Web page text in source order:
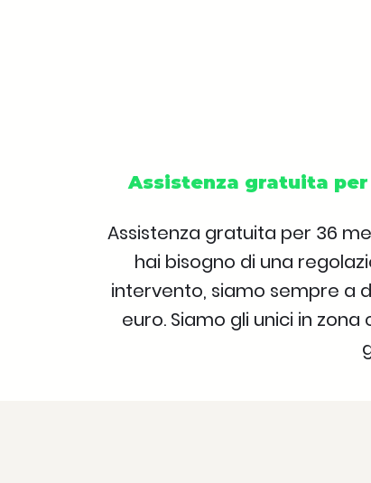
Assistenza gratuita
Assistenza gratuita per 36
hai bisogno di una
intervento, siamo sempre a
euro. Siamo gli unici in